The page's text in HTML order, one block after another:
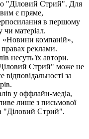
"Діловий Стрий". Для
є пряме,
в першому
чи матеріал.
«Новини компаній»,
реклами.
несуть їх автори.
Стрий" може не
за
у оффлайн-медіа,
лише з письмової
"Діловий Стрий".